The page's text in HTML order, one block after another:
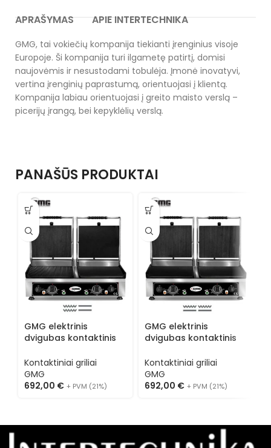
APRAŠYMAS APIE INTERTECHNIKA
GMG, tai vokiečių kompanija tiekianti įrenginius visoje
Europoje. Ši kompanija turi ilgametę patirtį, domisi
naujovėmis ir nesustodami tobulėja. Įmonė inovatyvi,
vertina įrenginių paprastumą, orientuojasi į klientą.
Kompanija labiau orientuojasi į greito maisto verslą –
picerijų įrangą, bei kepyklėlių verslą.
PANAŠŪS PRODUKTAI
GMG elektrinis
dvigubas kontaktinis
Kontaktiniai griliai
GMG
692,00 € + PVM (21%)
GMG elektrinis
dvigubas kontaktinis
Kontaktiniai griliai
GMG
692,00 € + PVM (21%)